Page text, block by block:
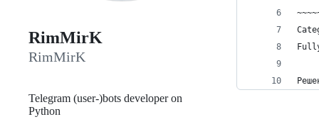
RimMirK
RimMirK
Telegram (user-)bots developer on
Python